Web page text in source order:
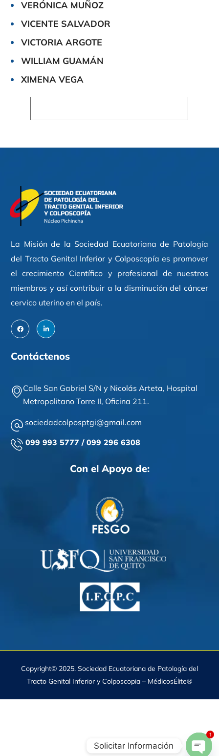
VERÓNICA MUÑOZ
VICENTE SALVADOR
VICTORIA ARGOTE
WILLIAM GUAMÁN
XIMENA VEGA
La Misión de la Sociedad Ecuatoriana de Patología
del Tracto Genital Inferior y Colposcopía es promover
el crecimiento Científico y profesional de nuestros
miembros y así contribuir a la disminución del cáncer
cervico uterino en el país.
Contáctenos
Calle San Gabriel S/N y Nicolás Arteta, Hospital
Metropolitano Torre II, Oficina 211.
sociedadcolposptgi@gmail.com
099 993 5777 / 099 296 6308
Con el Apoyo de:
Copyright© 2025. Sociedad Ecuatoriana de Patología del
Tracto Genital Inferior y Colposcopia – MédicosÉlite®
Solicitar Información
1